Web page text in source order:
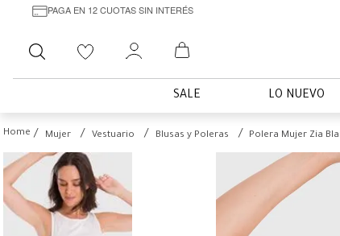
PAGA EN 12 CUOTAS SIN INTERÉS
Buscar
SALE LO NUEVO
Mujer Vestuario Blusas y Poleras Polera Mujer Zia